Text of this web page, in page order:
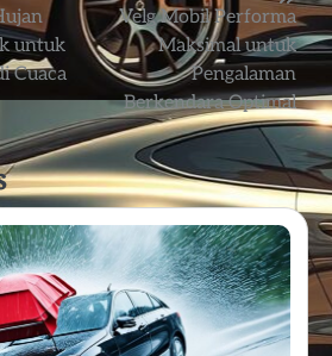
untuk
Cuaca
Velg Mobil Performa
Maksimal untuk
Pengalaman
Berkendara Optimal